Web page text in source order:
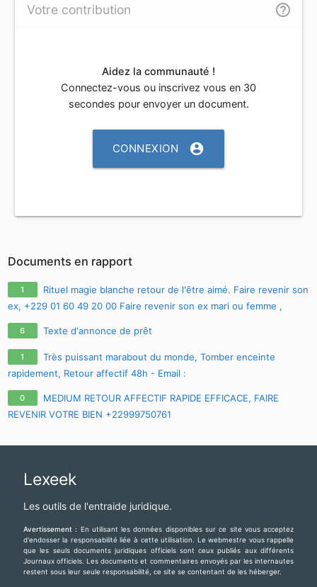
Votre contribution help_outline
Aidez la communauté !
Connectez-vous ou inscrivez vous en 30
secondes pour envoyer un document.
CONNEXION account_circle
Documents en rapport
1
Rituel magie blanche retour de l'être aimé. Faire revenir son
ex, +229 01 60 49 20 00 Faire revenir son ex mari ou femme ,
comment faire revenir son ex avec photo
6 Texte d'annonce de prêt
1
Très puissant marabout du monde, Tomber enceinte
rapidement, Retour affectif 48h - Email :
maitre.fa.olouwoashewa@gmail.com
+233 57 651 4924
0
MEDIUM RETOUR AFFECTIF RAPIDE EFFICACE, FAIRE
REVENIR VOTRE BIEN +22999750761
Lexeek
Les outils de l'entraide juridique.
Avertissement : En utilisant les données disponibles sur ce site vous acceptez
d'endosser la responsabilité liée à cette utilisation. Le webmestre vous rappelle
que les seuls documents juridiques officiels sont ceux publiés aux différents
Journaux officiels. Les documents et commentaires envoyés par les internautes
restent sous leur seule responsabilité, ce site se contentant de les héberger.